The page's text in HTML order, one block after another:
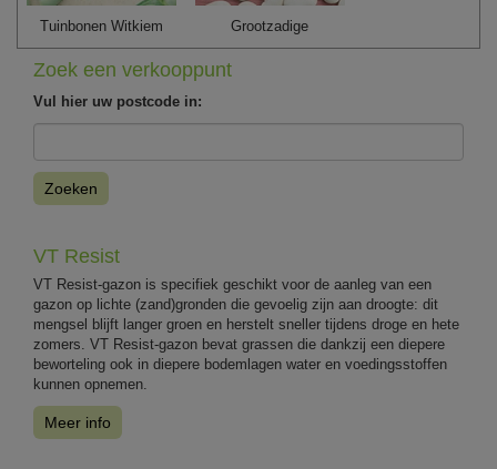
Tuinbonen Witkiem Grootzadige
Zoek een verkooppunt
Vul hier uw postcode in:
Zoeken
VT Resist
VT Resist-gazon is specifiek geschikt voor de aanleg van een
gazon op lichte (zand)gronden die gevoelig zijn aan droogte: dit
mengsel blijft langer groen en herstelt sneller tijdens droge en hete
zomers. VT Resist-gazon bevat grassen die dankzij een diepere
beworteling ook in diepere bodemlagen water en voedingsstoffen
kunnen opnemen.
Meer info